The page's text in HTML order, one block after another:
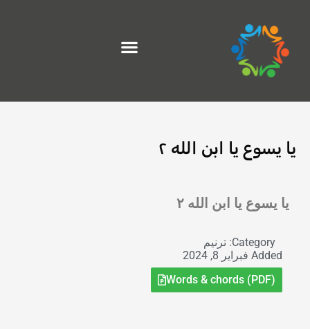
المحتوى
يا يسوع يا ابن الله ٢
يا يسوع يا ابن الله ٢
Category: ترنيم
Added فبراير 8, 2024
Words & chords (PDF)